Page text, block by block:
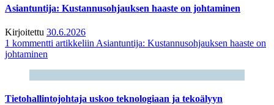
Asiantuntija: Kustannusohjauksen haaste on johtaminen
Kirjoitettu 30.6.2026
1 kommentti artikkeliin Asiantuntija: Kustannusohjauksen haaste on
johtaminen
Tietohallintojohtaja uskoo teknologiaan ja tekoälyyn